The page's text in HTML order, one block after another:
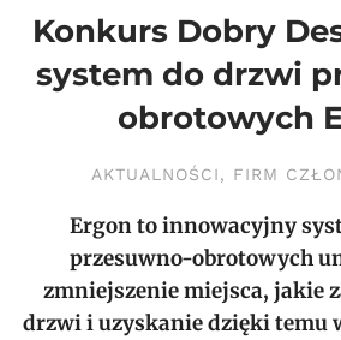
Konkurs Dobry
system do drzwi
obrotowych
AKTUALNOŚCI, FIRM
Ergonto innowacyjny
przesuwno-obrotowych
zmniejszenie miejsca, jakie
drzwi i uzyskanie dzięki temu